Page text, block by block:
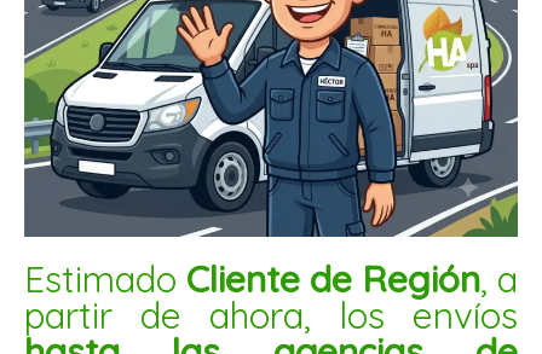
AVENA MACHACADA HOJUELON 1KG
$1.750
AÑADIR AL CARRITO
Pipoca
de
quinoa
Estimado Cliente de Región, a
partir de ahora, los envíos